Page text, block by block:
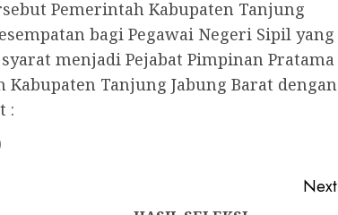
Pemerintah Kabupaten Tanjung
bagi Pegawai Negeri Sipil yang
menjadi Pejabat Pimpinan Pratama
Tanjung Jabung Barat dengan
:
Next